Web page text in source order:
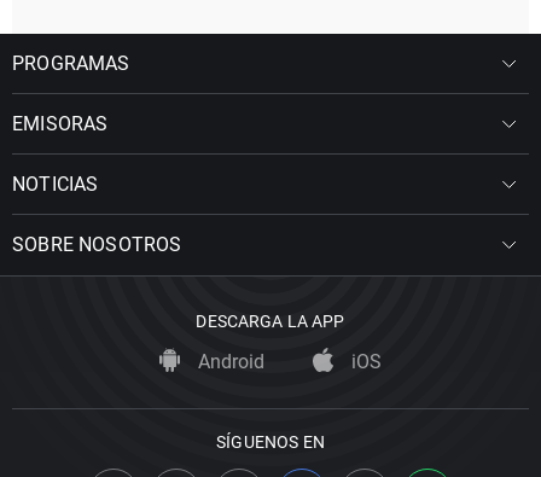
PROGRAMAS
EMISORAS
NOTICIAS
SOBRE NOSOTROS
DESCARGA LA APP
Android iOS
SÍGUENOS EN